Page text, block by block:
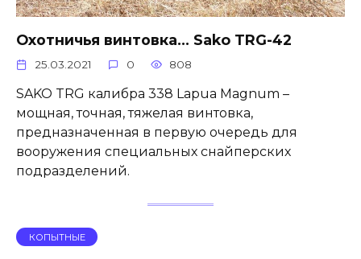
Охотничья винтовка… Sako TRG-42
25.03.2021 0 808
SAKO TRG калибра 338 Lapua Magnum –
мощная, точная, тяжелая винтовка,
предназначенная в первую очередь для
вооружения специальных снайперских
подразделений.
КОПЫТНЫЕ